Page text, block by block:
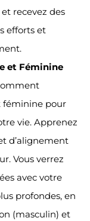
recevez des
efforts et
et Féminine
féminine pour
vie. Apprenez
d’alignement
Vous verrez
avec votre
profondes, en
(masculin) et